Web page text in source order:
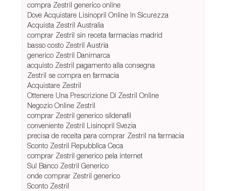
compra Zestril generico online
Dove Acquistare Lisinopril Online In Sicurezza
Acquista Zestril Australia
comprar Zestril sin receta farmacias madrid
basso costo Zestril Austria
generico Zestril Danimarca
acquisto Zestril pagamento alla consegna
Zestril se compra en farmacia
Acquistare Zestril
Ottenere Una Prescrizione Di Zestril Online
Negozio Online Zestril
comprar Zestril generico sildenafil
conveniente Zestril Lisinopril Svezia
precisa de receita para comprar Zestril na farmacia
Sconto Zestril Repubblica Ceca
comprar Zestril generico pela internet
Sul Banco Zestril Generico
onde comprar Zestril generico
Sconto Zestril